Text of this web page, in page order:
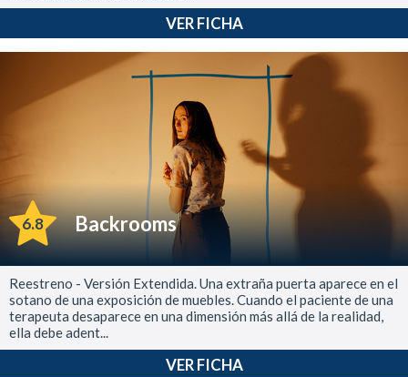
VER FICHA
6.8 Backrooms
Reestreno - Versión Extendida. Una extraña puerta aparece en el
sotano de una exposición de muebles. Cuando el paciente de una
terapeuta desaparece en una dimensión más allá de la realidad,
ella debe adent...
VER FICHA